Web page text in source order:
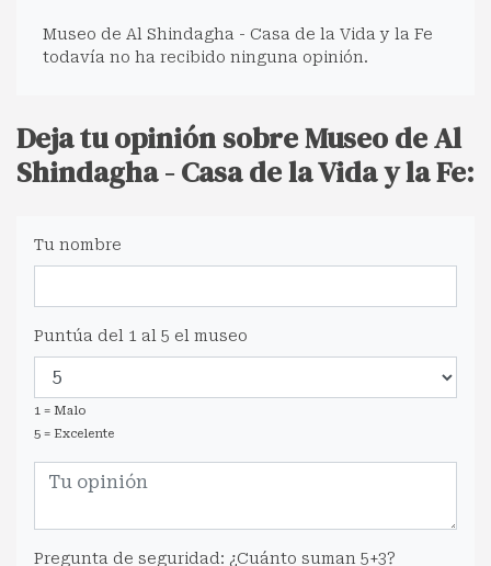
Museo de Al Shindagha - Casa de la Vida y la Fe
todavía no ha recibido ninguna opinión.
Deja tu opinión sobre Museo de Al
Shindagha - Casa de la Vida y la Fe:
Tu nombre
Puntúa del 1 al 5 el museo
1 = Malo
5 = Excelente
Pregunta de seguridad: ¿Cuánto suman 5+3?